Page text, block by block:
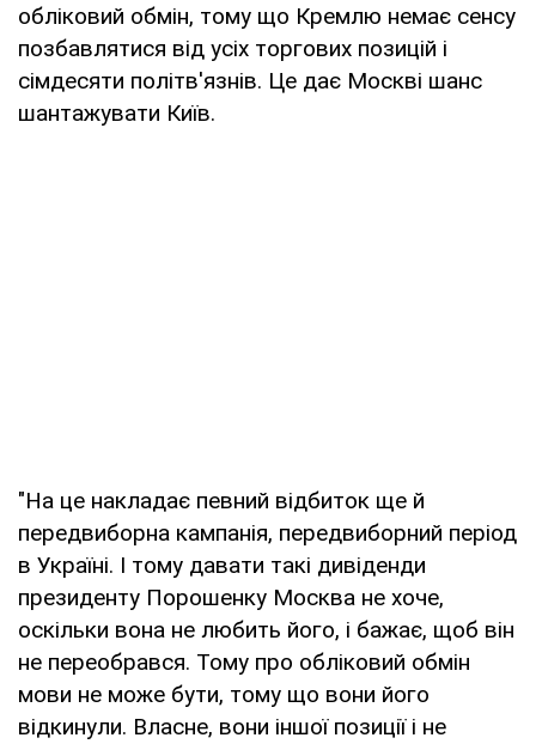
обліковий обмін, тому що Кремлю немає сенсу
позбавлятися від усіх торгових позицій і
сімдесяти політв'язнів. Це дає Москві шанс
шантажувати Київ.
"На це накладає певний відбиток ще й
передвиборна кампанія, передвиборний період
в Україні. І тому давати такі дивіденди
президенту Порошенку Москва не хоче,
оскільки вона не любить його, і бажає, щоб він
не переобрався. Тому про обліковий обмін
мови не може бути, тому що вони його
відкинули. Власне, вони іншої позиції і не